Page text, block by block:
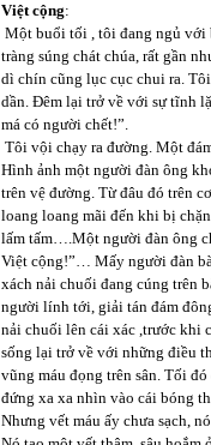
Việt cộng:
Một buổi tối , tôi đang ngủ với
tràng súng chát chúa, rất gần
dì chín cũng lục cục chui ra.
dần. Đêm lại trở về với sự tĩnh
má có người chết!”.
Tôi vội chạy ra đường. Một
Hình ảnh một người đàn ông
trên vệ đường. Từ đâu đó trên
loang loang mãi đến khi bị
lấm tấm….Một người đàn ông
Việt cộng!”… Mấy người đàn
xách nải chuối đang cúng trên
người lính tới, giải tán đám
nải chuối lên cái xác ,trước khi
sống lại trở về với những điều
vũng máu đọng trên sân. Tối
đứng xa xa nhìn vào cái bóng
Nhưng vết máu ấy chưa sạch,